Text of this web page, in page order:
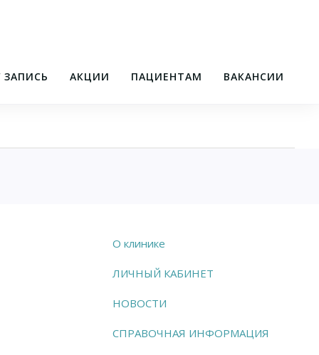
АКЦИИ ПАЦИЕНТАМ ВАКАНСИИ
О клинике
ЛИЧНЫЙ КАБИНЕТ
НОВОСТИ
СПРАВОЧНАЯ ИНФОРМАЦИЯ